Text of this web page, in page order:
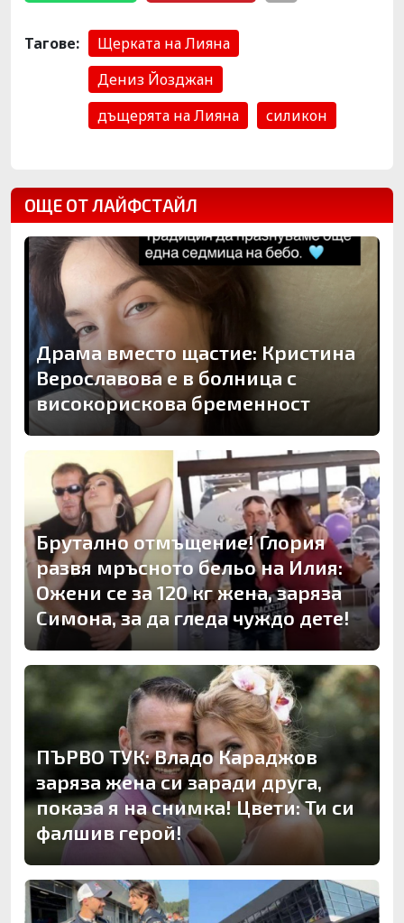
Тагове:
Щерката на Лияна
Дениз Йозджан
дъщерята на Лияна
силикон
ОЩЕ ОТ ЛАЙФСТАЙЛ
Драма вместо щастие: Кристина
Верославова е в болница с
високорискова бременност
Брутално отмъщение! Глория
развя мръсното бельо на Илия:
Ожени се за 120 кг жена, заряза
Симона, за да гледа чуждо дете!
ПЪРВО ТУК: Владо Караджов
заряза жена си заради друга,
показа я на снимка! Цвети: Ти си
фалшив герой!